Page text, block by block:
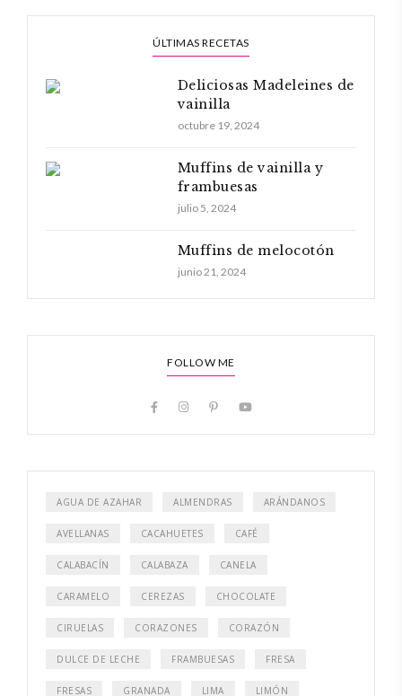
ÚLTIMAS RECETAS
Deliciosas Madeleines de
vainilla
octubre 19, 2024
Muffins de vainilla y
frambuesas
julio 5, 2024
Muffins de melocotón
junio 21, 2024
FOLLOW ME
AGUA DE AZAHAR ALMENDRAS ARÁNDANOS
AVELLANAS CACAHUETES CAFÉ
CALABACÍN CALABAZA CANELA
CARAMELO CEREZAS CHOCOLATE
CIRUELAS CORAZONES CORAZÓN
DULCE DE LECHE FRAMBUESAS FRESA
FRESAS GRANADA LIMA LIMÓN